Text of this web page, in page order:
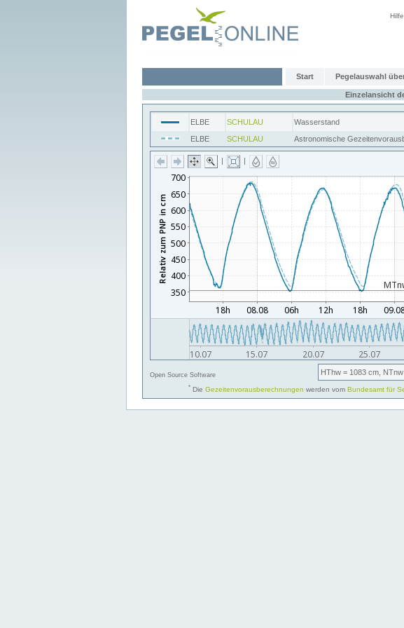
Hilfe
Start Pegelauswahl
Einzelansicht
ELBE SCHULAU Wasserstand
ELBE
SCHULAU Astronomische
| |
Open Source Software HThw = 1083 cm, NTnw
* Die Gezeitenvorausberechnungen werden vom Bundesamt für